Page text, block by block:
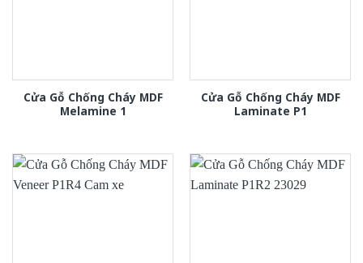
Cửa Gỗ Chống Cháy MDF
Melamine 1
Cửa Gỗ Chống Cháy MDF
Laminate P1